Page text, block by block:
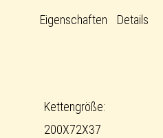
Eigenschaften Details
Kettengröße:
200X72X37